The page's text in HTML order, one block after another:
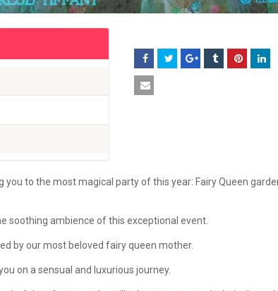
to the most magical party of this year: Fairy Queen
soothing ambience of this exceptional event.
by our most beloved fairy queen mother.
on a sensual and luxurious journey.